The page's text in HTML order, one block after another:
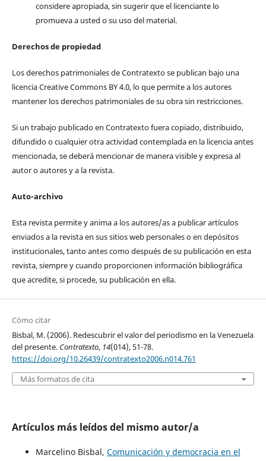
considere apropiada, sin sugerir que el licenciante lo
promueva a usted o su uso del material.
Derechos de propiedad
Los derechos patrimoniales de Contratexto se publican bajo una
licencia Creative Commons BY 4.0, lo que permite a los autores
mantener los derechos patrimoniales de su obra sin restricciones.
Si un trabajo publicado en Contratexto fuera copiado, distribuido,
difundido o cualquier otra actividad contemplada en la licencia antes
mencionada, se deberá mencionar de manera visible y expresa al
autor o autores y a la revista.
Auto-archivo
Esta revista permite y anima a los autores/as a publicar artículos
enviados a la revista en sus sitios web personales o en depósitos
institucionales, tanto antes como después de su publicación en esta
revista, siempre y cuando proporcionen información bibliográfica
que acredite, si procede, su publicación en ella.
Cómo citar
Bisbal, M. (2006). Redescubrir el valor del periodismo en la Venezuela
del presente. Contratexto, 14(014), 51-78.
https://doi.org/10.26439/contratexto2006.n014.761
Más formatos de cita
Artículos más leídos del mismo autor/a
Marcelino Bisbal, Comunicación y democracia en el